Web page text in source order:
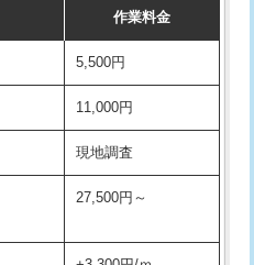
作業料金
5,500円
11,000円
現地調査
27,500円～